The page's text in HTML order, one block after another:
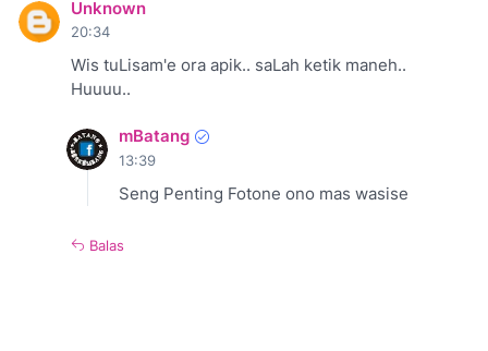
Unknown
20:34
Wis tuLisam'e ora apik.. saLah ketik maneh..
Huuuu..
mBatang
13:39
Seng Penting Fotone ono mas wasise
Balas